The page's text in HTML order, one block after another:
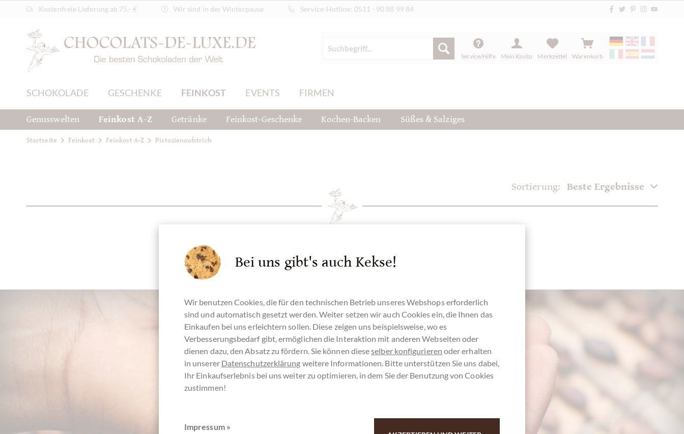
Kostenfreie Lieferung ab 75,- € Wir sind in der Winterpause Service-Hotline: 0511 - 90 88 99 84
Service/Hilfe Mein Konto Merkzettel Warenkorb
SCHOKOLADE GESCHENKE FEINKOST EVENTS FIRMEN
Genusswelten Feinkost A-Z Getränke Feinkost-Geschenke Kochen-Backen Süßes & Salziges
Startseite Feinkost Feinkost A-Z Pistazienaufstrich
Sortierung:
Kundenservice
0511 - 90 88 99 84
Bei uns gibt's auch Kekse!
Wir benutzen Cookies, die für den technischen Betrieb unseres Webshops erforderlich
sind und automatisch gesetzt werden. Weiter setzen wir auch Cookies ein, die Ihnen das
Einkaufen bei uns erleichtern sollen. Diese zeigen uns beispielsweise, wo es
Verbesserungsbedarf gibt, ermöglichen die Interaktion mit anderen Webseiten oder
dienen dazu, den Absatz zu fördern. Sie können dieseselber konfigurieren oder erhalten
in unserer Datenschutzerklärung weitere Informationen. Bitte unterstützen Sie uns dabei,
Ihr Einkaufserlebnis bei uns weiter zu optimieren, in dem Sie der Benutzung von Cookies
zustimmen!
Impressum »